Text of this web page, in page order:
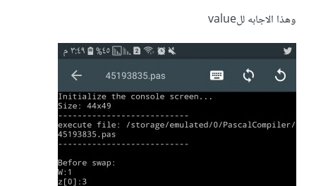
procedure Swap(M : integer; N : integer);
begin
temp : integer;
temp := M;
N := temp;
وهذا الاجابه للvalue